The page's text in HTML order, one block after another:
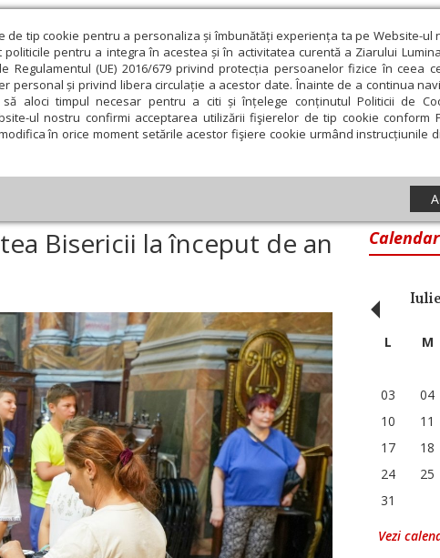
de tip cookie pentru a personaliza și îmbunătăți experiența ta pe Website-ul
pentru a integra în acestea și în activitatea curentă a Ziarului
Regulamentul (UE) 2016/679 privind protecția persoanelor fizice în ceea
personal și privind libera circulație a acestor date. Înainte de a continua
aloci timpul necesar pentru a citi și înțelege conținutul Politicii de
ul nostru confirmi acceptarea utilizării fişierelor de tip cookie conform
în orice moment setările acestor fişiere cookie urmând instrucțiunile
și spiritualitate Educaţie și Cultură Societate
Bisericii la început de an școlar
Bisericii la început de an
Iulie
‹ L M
03
04
10
11
17
18
24
25
31
Vezi